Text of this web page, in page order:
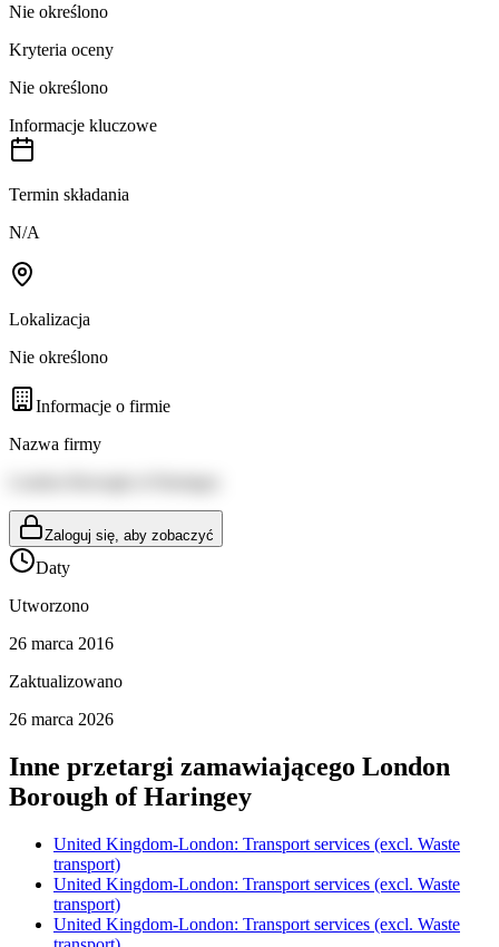
Nie określono
Kryteria oceny
Nie określono
Informacje kluczowe
Termin składania
N/A
Lokalizacja
Nie określono
Informacje o firmie
Nazwa firmy
Zaloguj się, aby zobaczyć
Daty
Utworzono
26 marca 2016
Zaktualizowano
26 marca 2026
Inne przetargi zamawiającego London
Borough of Haringey
United Kingdom-London: Transport services (excl. Waste
transport)
United Kingdom-London: Transport services (excl. Waste
transport)
United Kingdom-London: Transport services (excl. Waste